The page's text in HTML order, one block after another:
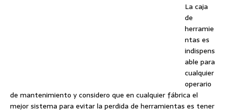
La caja
de
herramie
ntas es
indispens
able para
cualquier
operario
de mantenimiento y considero que en cualquier fábrica el
mejor sistema para evitar la perdida de herramientas es tener